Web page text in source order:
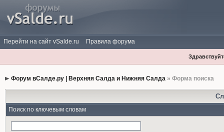
Перейти на сайт vSalde.ru Правила форума
Форум вСалде.ру | Верхняя Салда и Нижняя Салда» Форма поиска
Поиск по ключевым словам